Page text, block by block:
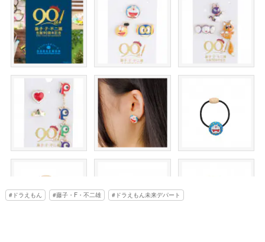
ドラえもん 藤子・F・不二雄 ドラえもん未来デパート